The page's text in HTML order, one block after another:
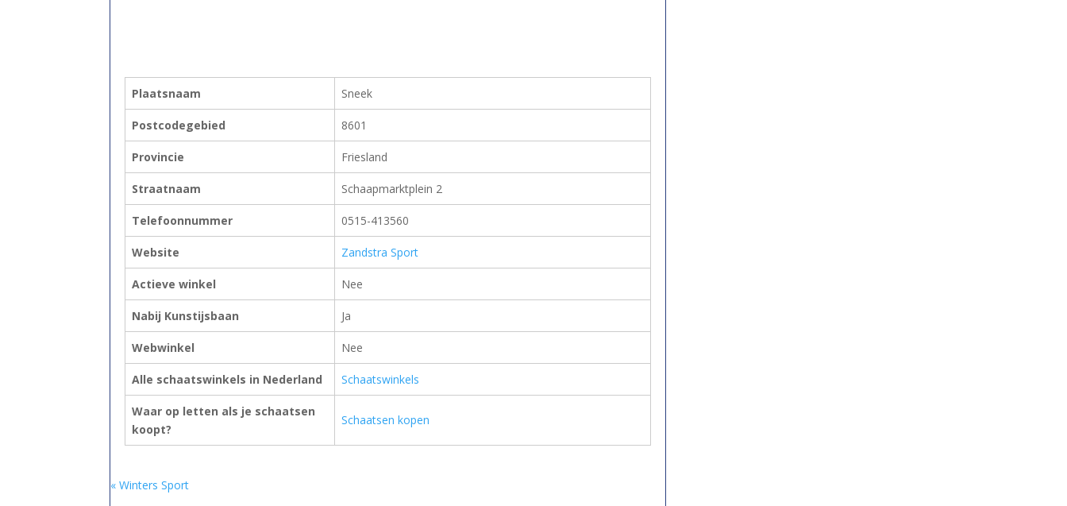
Plaatsnaam Sneek
Postcodegebied 8601
Provincie Friesland
Straatnaam Schaapmarktplein 2
Telefoonnummer 0515-413560
Website Zandstra Sport
Actieve winkel Nee
Nabij Kunstijsbaan Ja
Webwinkel Nee
Alle schaatswinkels in Nederland Schaatswinkels
Waar op letten als je schaatsen
koopt?
Schaatsen kopen
« Winters Sport